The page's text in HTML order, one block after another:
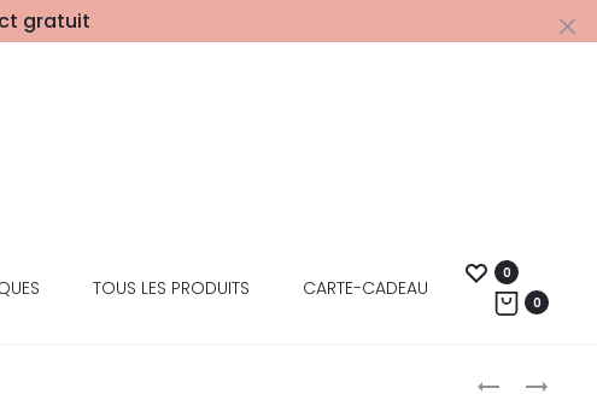
gratuit
TOUS LES PRODUITS CARTE-CADEAU
0
0